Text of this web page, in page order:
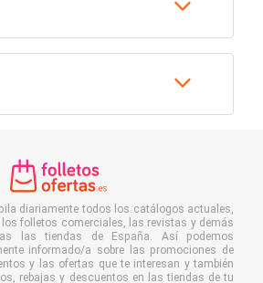
diariamente todos los catálogos actuales,
folletos comerciales, las revistas y demás
las tiendas de España. Así podemos
informado/a sobre las promociones de
y las ofertas que te interesan y también
rebajas y descuentos en las tiendas de tu